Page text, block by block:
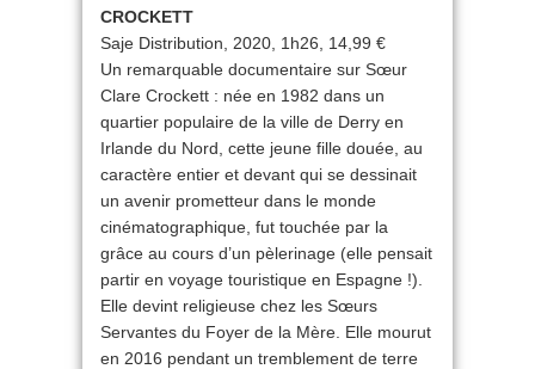
CROCKETT
Saje Distribution, 2020, 1h26, 14,99 €
Un remarquable documentaire sur Sœur
Clare Crockett : née en 1982 dans un
quartier populaire de la ville de Derry en
Irlande du Nord, cette jeune fille douée, au
caractère entier et devant qui se dessinait
un avenir prometteur dans le monde
cinématographique, fut touchée par la
grâce au cours d’un pèlerinage (elle pensait
partir en voyage touristique en Espagne !).
Elle devint religieuse chez les Sœurs
Servantes du Foyer de la Mère. Elle mourut
en 2016 pendant un tremblement de terre